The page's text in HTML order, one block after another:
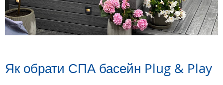
Як обрати СПА басейн Plug & Play